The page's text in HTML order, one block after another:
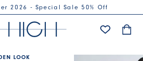
2026 - Special Sale 50% Off
LOOK